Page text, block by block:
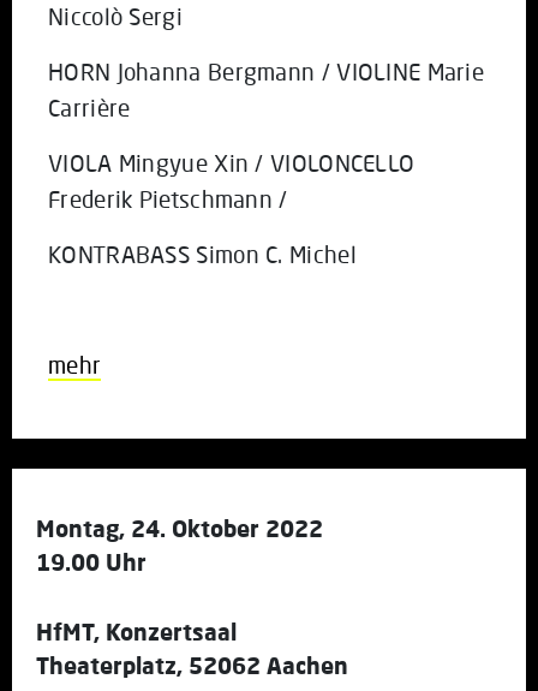
Niccolò Sergi
HORN Johanna Bergmann / VIOLINE Marie
Carrière
VIOLA Mingyue Xin / VIOLONCELLO
Frederik Pietschmann /
KONTRABASS Simon C. Michel
mehr
Montag, 24. Oktober 2022
19.00 Uhr
HfMT, Konzertsaal
Theaterplatz, 52062 Aachen